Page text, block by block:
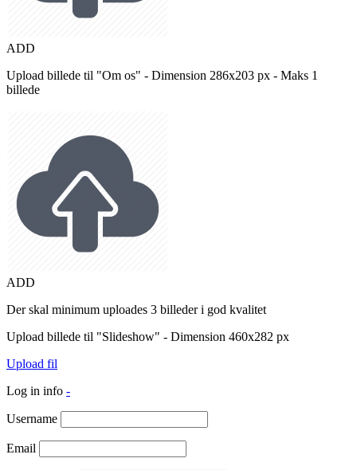
ADD
Upload billede til "Om os" - Dimension 286x203 px - Maks 1
billede
ADD
Der skal minimum uploades 3 billeder i god kvalitet
Upload billede til "Slideshow" - Dimension 460x282 px
Upload fil
Log in info -
Username
Email